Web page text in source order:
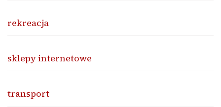
rekreacja
sklepy internetowe
transport